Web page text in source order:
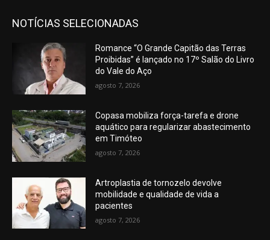
NOTÍCIAS SELECIONADAS
Romance “O Grande Capitão das Terras
Proibidas” é lançado no 17º Salão do Livro
do Vale do Aço
agosto 7, 2026
Copasa mobiliza força-tarefa e drone
aquático para regularizar abastecimento
em Timóteo
agosto 7, 2026
Artroplastia de tornozelo devolve
mobilidade e qualidade de vida a
pacientes
agosto 7, 2026